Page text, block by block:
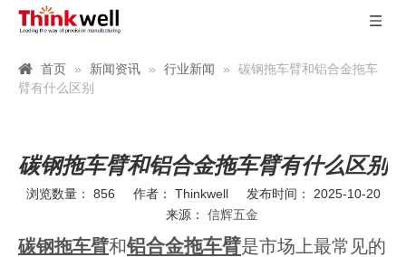
首页 » 新闻资讯 » 行业新闻 »
碳钢拖车臂和铝合金拖车
臂有什么区别
碳钢拖车臂和铝合金拖车臂有什么区别
浏览数量： 856 作者： Thinkwell 发布时间： 2025-10-20
来源： 信辉五金
碳钢拖车臂和铝合金拖车臂是市场上最常见的